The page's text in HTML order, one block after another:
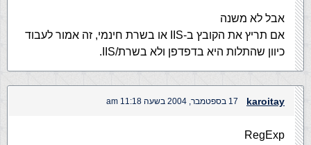
אבל לא משנה
אם תריץ את הקובץ ב-IIS או בשרת חינמי, זה אמור לעבוד
כיוון שהתלות היא בדפדפן ולא בשרת/IIS.
karoitay 17 בספטמבר, 2004 בשעה 11:18 am
RegExp